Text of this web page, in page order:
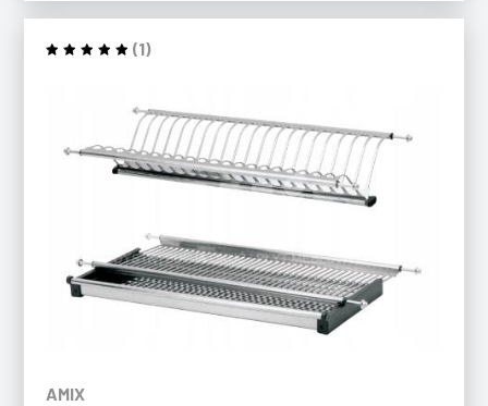
(1)
AMIX